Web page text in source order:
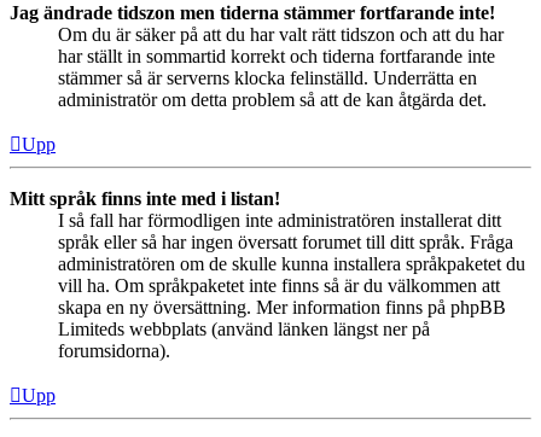
Jag ändrade tidszon men tiderna stämmer fortfarande inte!
Om du är säker på att du har valt rätt tidszon och att du har
har ställt in sommartid korrekt och tiderna fortfarande inte
stämmer så är serverns klocka felinställd. Underrätta en
administratör om detta problem så att de kan åtgärda det.
Upp
Mitt språk finns inte med i listan!
I så fall har förmodligen inte administratören installerat ditt
språk eller så har ingen översatt forumet till ditt språk. Fråga
administratören om de skulle kunna installera språkpaketet du
vill ha. Om språkpaketet inte finns så är du välkommen att
skapa en ny översättning. Mer information finns på phpBB
Limiteds webbplats (använd länken längst ner på
forumsidorna).
Upp